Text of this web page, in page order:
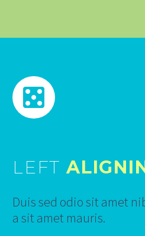
LEFT
Duis sed odio sit amet
a sit amet mauris.